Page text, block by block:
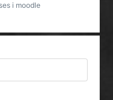
i moodle